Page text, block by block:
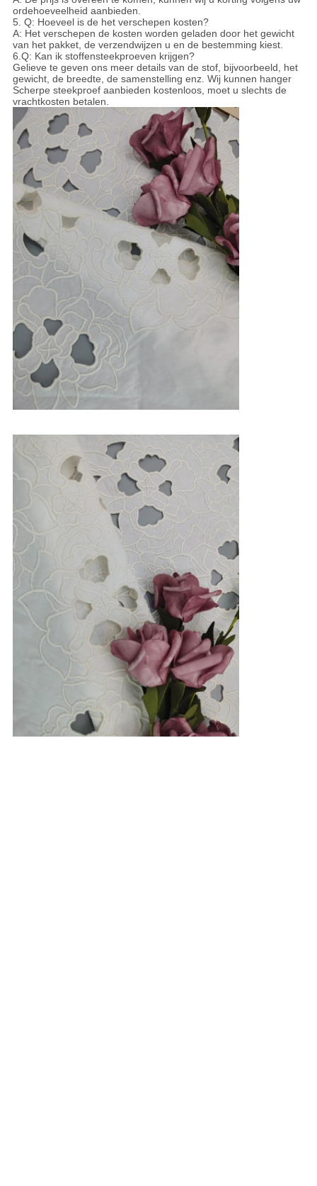
ordehoeveelheid aanbieden.
5. Q: Hoeveel is de het verschepen kosten?
A: Het verschepen de kosten worden geladen door het gewicht
van het pakket, de verzendwijzen u en de bestemming kiest.
6.Q: Kan ik stoffensteekproeven krijgen?
Gelieve te geven ons meer details van de stof, bijvoorbeeld, het
gewicht, de breedte, de samenstelling enz. Wij kunnen hanger
Scherpe steekproef aanbieden kostenloos, moet u slechts de
vrachtkosten betalen.